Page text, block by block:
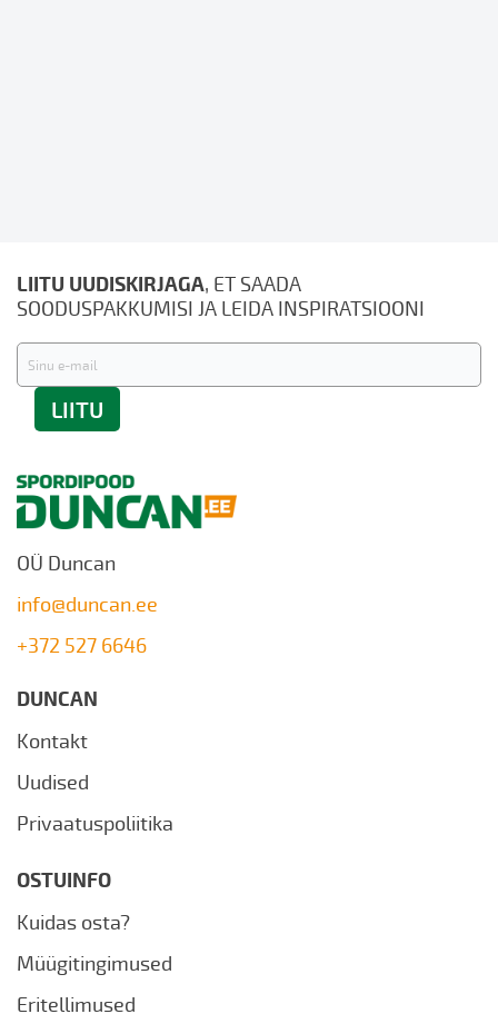
LIITU UUDISKIRJAGA, ET SAADA
SOODUSPAKKUMISI JA LEIDA INSPIRATSIOONI
Liitu
uudiskirjaga:
LIITU
OÜ Duncan
info@duncan.ee
+372 527 6646
DUNCAN
Kontakt
Uudised
Privaatuspoliitika
OSTUINFO
Kuidas osta?
Müügitingimused
Eritellimused